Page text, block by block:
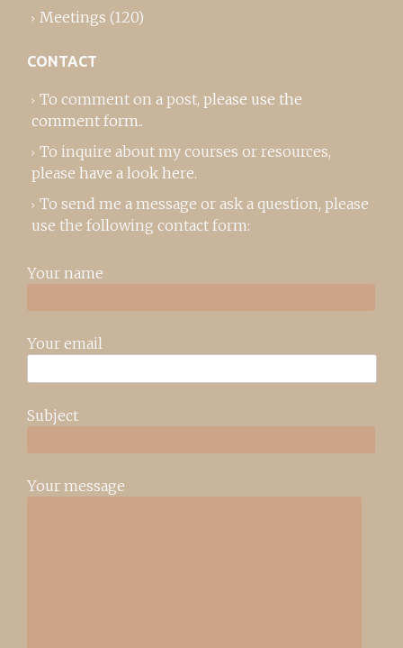
Meetings (120)
CONTACT
To comment on a post, please use the
comment form..
To inquire about my courses or resources,
please have a look here.
To send me a message or ask a question, please
use the following contact form:
Your name
Your email
Subject
Your message